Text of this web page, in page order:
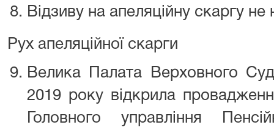
Відзиву на апеляційну скаргу
Рух апеляційної скарги
Велика Палата Верховного
2019 року відкрила
Головного управління